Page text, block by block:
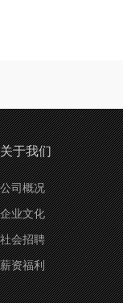
关于我们
公司概况
企业文化
社会招聘
薪资福利